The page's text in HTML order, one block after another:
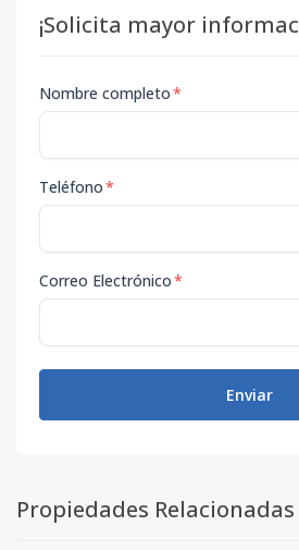
¡Solicita mayor
Nombre completo*
Teléfono*
Correo Electrónico*
Enviar
Propiedades Relacionadas